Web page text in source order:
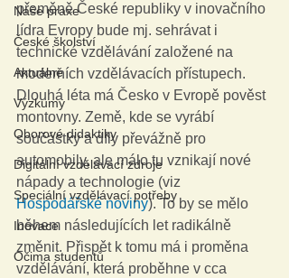
Naše praxe
České školství
Aktuálně
Výzkumy
Oborové didaktiky
Digitální vzdělávací zdroje
Speciální vzdělávací potřeby
Inovace
Očima studentů
přeměně České republiky v inovačního
lídra Evropy bude mj. sehrávat i
technické vzdělávání založené na
moderních vzdělávacích přístupech.
Dlouhá léta má Česko v Evropě pověst
montovny. Země, kde se vyrábí
součástky a díly převážně pro
automobily, ale málo tu vznikají nové
nápady a technologie (viz
Hospodářské noviny). To by se mělo
během následujících let radikálně
změnit. Přispět k tomu má i proměna
vzdělávání, která proběhne v cca